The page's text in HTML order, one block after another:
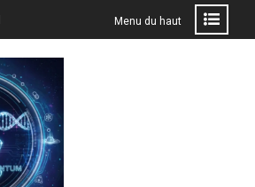
Menu du haut